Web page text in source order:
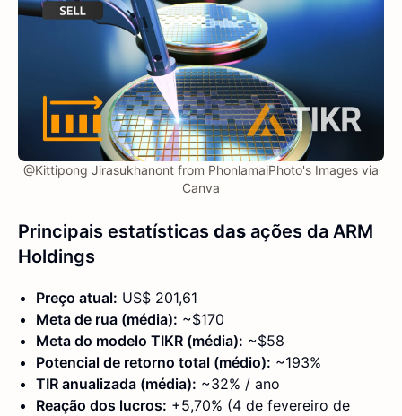
@Kittipong Jirasukhanont from PhonlamaiPhoto's Images via
Canva
Principais estatísticas das ações da ARM
Holdings
Preço atual: US$ 201,61
Meta de rua (média): ~$170
Meta do modelo TIKR (média): ~$58
Potencial de retorno total (médio): ~193%
TIR anualizada (média): ~32% / ano
Reação dos lucros: +5,70% (4 de fevereiro de